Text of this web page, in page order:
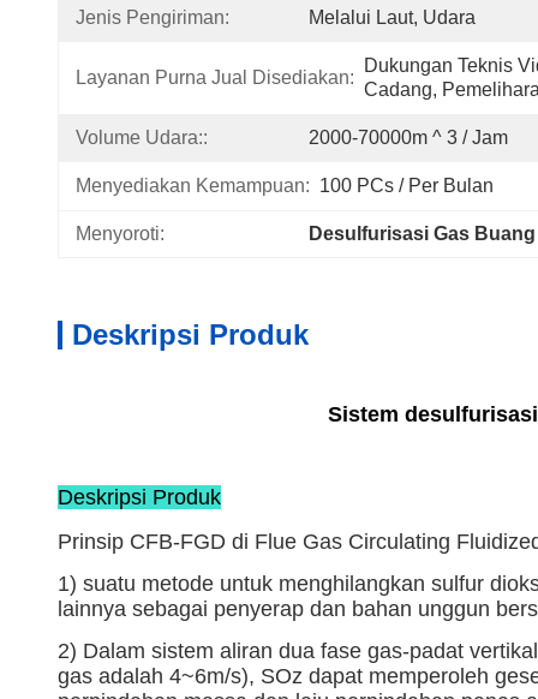
Jenis Pengiriman: Melalui Laut, Udara
Layanan Purna Jual Disediakan:
Dukungan Teknis
Cadang,
Volume Udara:: 2000-70000m ^ 3 / Jam
Menyediakan Kemampuan: 100 PCs / Per Bulan
Menyoroti: Desulfurisasi Gas
Deskripsi Produk
Sistem
Deskripsi Produk
Prinsip CFB-FGD di Flue Gas Circulating
1) suatu metode untuk menghilangkan sulfur
lainnya sebagai penyerap dan bahan unggun
2) Dalam sistem aliran dua fase gas-padat
gas adalah 4~6m/s), SOz dapat memperoleh